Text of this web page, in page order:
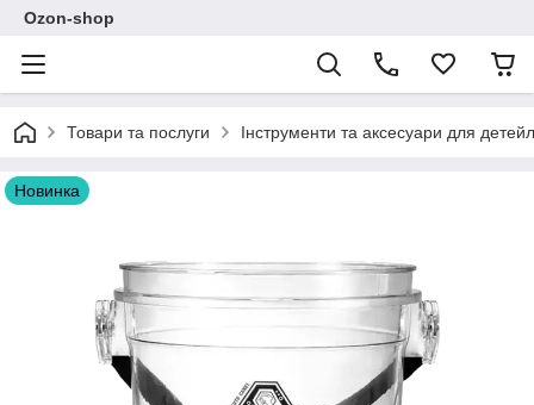
Ozon-shop
Товари та послуги Інструменти та аксесуари для
Новинка